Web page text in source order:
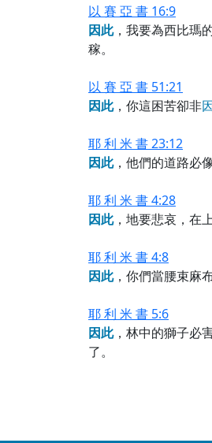
以 賽 亞 書 16:9
因此，我要為西比瑪
稼。
以 賽 亞 書 51:21
因此，你這困苦卻非
耶 利 米 書 23:12
因此，他們的道路必
耶 利 米 書 4:28
因此，地要悲哀，在
耶 利 米 書 4:8
因此，你們當腰束麻
耶 利 米 書 5:6
因此，林中的獅子必
了。